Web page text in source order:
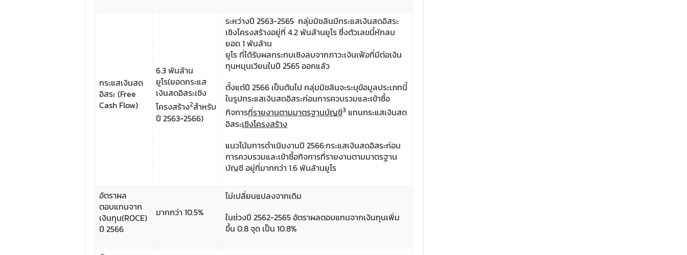
กระแสเงินสด
อิสระ (Free
Cash Flow)
6.3 พันล้าน
ยูโร(ยอดกระแส
เงินสดอิสระเชิง
โครงสร้าง2สำหรับ
ปี 2563-2566)
ระหว่างปี 2563-2565 กลุ่มมิชลินมีกระแสเงินสดอิสระ
เชิงโครงสร้างอยู่ที่ 4.2 พันล้านยูโร ซึ่งตัวเลขนี้หักลบ
ยอด 1 พันล้าน
ยูโร ที่ได้รับผลกระทบเชิงลบจากภาวะเงินเฟ้อที่มีต่อเงิน
ทุนหมุนเวียนในปี 2565 ออกแล้ว
ตั้งแต่ปี 2566 เป็นต้นไป กลุ่มมิชลินจะระบุข้อมูลประเภทนี้
ในรูปกระแสเงินสดอิสระก่อนการควบรวมและเข้าซื้อ
กิจการที่รายงานตามมาตรฐานบัญชี3 แทนกระแสเงินสด
อิสระเชิงโครงสร้าง
แนวโน้มการดำเนินงานปี 2566:กระแสเงินสดอิสระก่อน
การควบรวมและเข้าซื้อกิจการที่รายงานตามมาตรฐาน
บัญชี อยู่ที่มากกว่า 1.6 พันล้านยูโร
อัตราผล
ตอบแทนจาก
เงินทุน(ROCE)
ปี 2566
มากกว่า 10.5%
ไม่เปลี่ยนแปลงจากเดิม
ในช่วงปี 2562-2565 อัตราผลตอบแทนจากเงินทุนเพิ่ม
ขึ้น 0.8 จุด เป็น 10.8%